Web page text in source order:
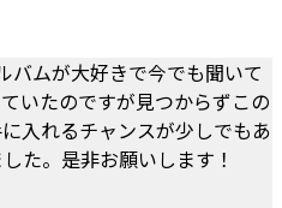
バムが大好きで今でも聞いて
いたのですが見つからずこの
入れるチャンスが少しでもあ
た。是非お願いします！